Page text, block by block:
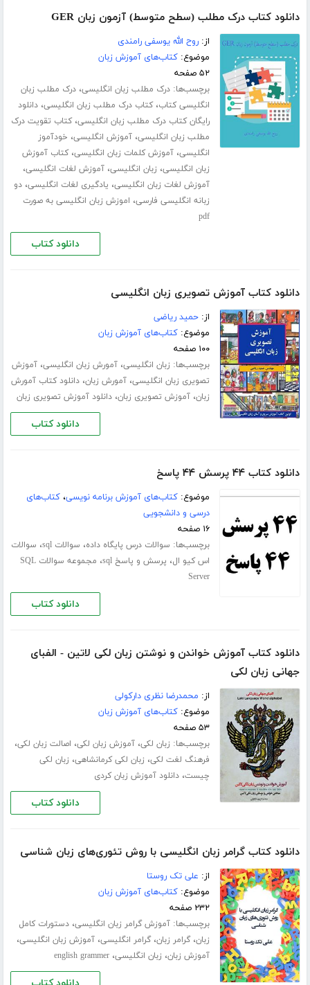
دانلود کتاب درک مطلب (سطح متوسط) آزمون زبان GER
از:روح الله یوسفی رامندی
موضوع:کتاب‌های آموزش زبان
۵۲ صفحه
برچسب‌ها:درک مطلب زبان انگلیسی،درک مطلب زبان
انگلیسی کتاب،کتاب درک مطلب زبان انگلیسی،دانلود
رایگان کتاب درک مطلب زبان انگلیسی،کتاب تقویت درک
مطلب زبان انگلیسی،آموزش انگلیسی، خودآموز
انگلیسی،آموزش کلمات زبان انگلیسی،کتاب آموزش
زبان انگلیسی، زبان انگلیسی،آموزش لغات انگلیسی،
آموزش لغات زبان انگلیسی، یادگیری لغات انگلیسی،دو
زبانه انگلیسی فارسی، اموزش زبان انگلیسی به صورت
pdf
دانلود کتاب
دانلود کتاب آموزش تصویری زبان انگلیسی
از:حمید ریاضی
موضوع:کتاب‌های آموزش زبان
۱۰۰ صفحه
برچسب‌ها: زبان انگلیسی،آمورش زبان انگلیسی،آموزش
تصویری زبان انگلیسی،آمورش زبان،دانلود کتاب آمورش
زبان،آموزش تصویری زبان،دانلود آموزش تصویری زبان
دانلود کتاب
دانلود کتاب ۴۴ پرسش ۴۴ پاسخ
موضوع:کتاب‌های آموزش برنامه نویسی،کتاب‌های
درسی و دانشجویی
۱۶ صفحه
برچسب‌ها: سوالات درس پایگاه داده، سوالات sql ، سوالات
اس کیو ال، پرسش و پاسخ sql ،
مجموعه سوالات SQL
Server
دانلود کتاب
دانلود کتاب آموزش خواندن و نوشتن زبان لکی لاتین - الفبای
جهانی زبان لکی
از: محمدرضا نظری دارکولی
موضوع:کتاب‌های آموزش زبان
۵۳ صفحه
برچسب‌ها: زبان لکی،آموزش زبان لکی، اصالت زبان لکی،
فرهنگ لغت لکی، زبان لکی کرمانشاهی، زبان لکی
چیست،دانلود آموزش زبان کردی
دانلود کتاب
دانلود کتاب گرامر زبان انگلیسی با روش تئوری‌های زبان شناسی
از: علی تک روستا
موضوع:کتاب‌های آموزش زبان
۲۳۲ صفحه
برچسب‌ها:آموزش گرامر زبان انگلیسی،دستورات کامل
زبان،گرامر زبان،گرامر انگلیسی،آموزش زبان انگلیسی،
آموزش زبان، زبان انگلیسی،english grammer